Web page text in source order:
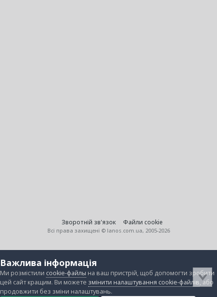
Зворотній зв'язок Файли cookie
Всі права захищені © lanos.com.ua, 2005-2026
Важлива інформація
Ми розмістили cookie-файлы на ваш пристрій, щоб допомогти зробити
цей сайт кращим. Ви можете змінити налаштування cookie-файлів, або
продовжити без зміни налаштувань.